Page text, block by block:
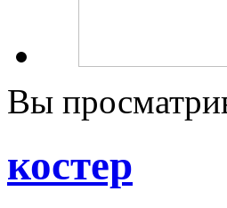
Вы
костер